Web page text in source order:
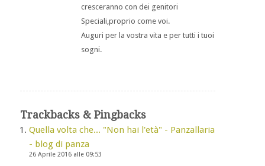
cresceranno con dei genitori
Speciali,proprio come voi.
Auguri per la vostra vita e per tutti i tuoi
sogni.
Trackbacks & Pingbacks
Quella volta che... "Non hai l'età" - Panzallaria
- blog di panza
26 Aprile 2016 alle 09:53